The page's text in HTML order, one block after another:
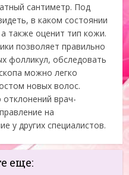
сантиметр. Под
в каком состоянии
также оценит тип кожи.
позволяет правильно
фолликул, обследовать
можно легко
новых волос.
врач-
на
у других специалистов.
еще: